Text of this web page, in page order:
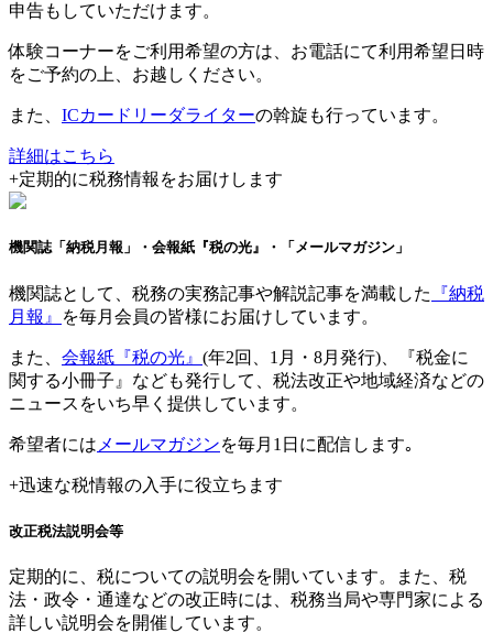
申告もしていただけます。
体験コーナーをご利用希望の方は、お電話にて利用希望日時
をご予約の上、お越しください。
また、 ICカードリーダライターの斡旋も行っています。
詳細はこちら
+定期的に税務情報をお届けします
機関誌「納税月報」・会報紙『税の光』 ・「メールマガジン」
機関誌として、税務の実務記事や解説記事を満載した
『納税
月報』
を毎月会員の皆様にお届けしています。
また、 会報紙『税の光』 (年2回、1月・8月発行)、『税金に
関する小冊子』なども発行して、税法改正や地域経済などの
ニュースをいち早く提供しています。
希望者には メールマガジンを毎月1日に配信します｡
+迅速な税情報の入手に役立ちます
改正税法説明会等
定期的に、税についての説明会を開いています。また、税
法・政令・通達などの改正時には、税務当局や専門家による
詳しい説明会を開催しています。